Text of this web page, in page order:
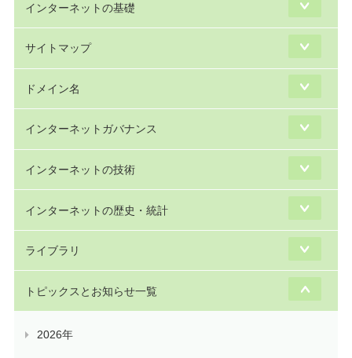
インターネットの基礎
サイトマップ
ドメイン名
インターネットガバナンス
インターネットの技術
インターネットの歴史・統計
ライブラリ
トピックスとお知らせ一覧
2026年